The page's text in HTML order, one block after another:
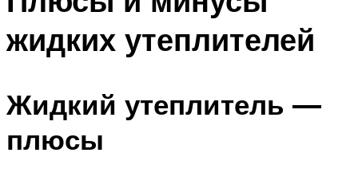
жидких утеплителей
Жидкий утеплитель —
плюсы